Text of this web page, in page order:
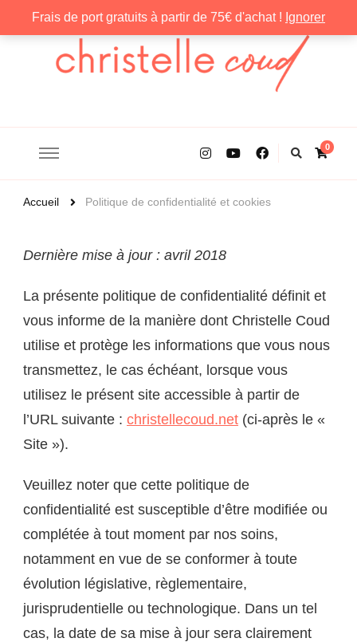
Frais de port gratuits à partir de 75€ d'achat ! Ignorer
0
Accueil Politique de confidentialité et cookies
Dernière mise à jour : avril 2018
La présente politique de confidentialité définit et
vous informe de la manière dont Christelle Coud
utilise et protège les informations que vous nous
transmettez, le cas échéant, lorsque vous
utilisez le présent site accessible à partir de
l’URL suivante : christellecoud.net (ci-après le «
Site »).
Veuillez noter que cette politique de
confidentialité est susceptible d’être modifiée ou
complétée à tout moment par nos soins,
notamment en vue de se conformer à toute
évolution législative, règlementaire,
jurisprudentielle ou technologique. Dans un tel
cas, la date de sa mise à jour sera clairement